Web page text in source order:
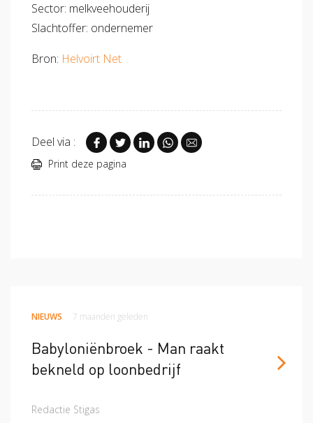
Sector: melkveehouderij
Slachtoffer: ondernemer
Bron: Helvoirt Net
Deel via :
Print deze pagina
NIEUWS 7 maanden geleden
Babyloniënbroek - Man raakt
bekneld op loonbedrijf
Redactie Stigas